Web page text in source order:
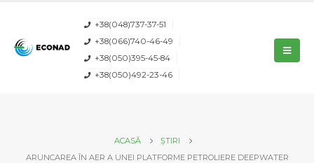
+38(048)737-37-51
+38(066)740-46-49
+38(050)395-45-84
+38(050)492-23-46
ACASĂ
ȘTIRI
ARUNCAREA ÎN AER A UNEI PLATFORME PETROLIERE DEEPWATER